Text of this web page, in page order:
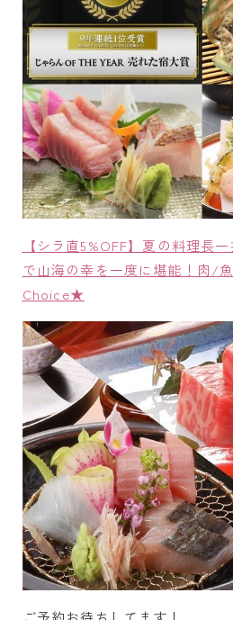
【シラ直5%OFF】夏の料理長
で山海の幸を一度に堪能！肉/
Choice★